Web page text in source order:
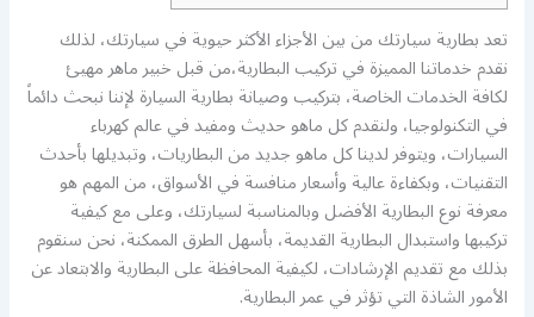
تعد بطارية سيارتك من بين الأجزاء الأكثر حيوية في سيارتك، لذلك
نقدم خدماتنا المميزة في تركيب البطارية،من قبل خبير ماهر مهيئ
لكافة الخدمات الخاصة، بتركيب وصيانة بطارية السيارة لإننا نبحث دائماً
في التكنولوجيا، ولنقدم كل ماهو حديث ومفيد في عالم كهرباء
السيارات، ويتوفر لدينا كل ماهو جديد من البطاريات، وتبديلها بأحدث
التقنيات، وبكفاءة عالية وأسعار منافسة في الأسواق، من المهم هو
معرفة نوع البطارية الأفضل وبالمناسبة لسيارتك، وعلى مع كيفية
تركيبها واستبدال البطارية القديمة، بأسهل الطرق الممكنة، نحن سنقوم
بذلك مع تقديم الإرشادات، لكيفية المحافظة على البطارية والابتعاد عن
الأمور الشاذة التي تؤثر في عمر البطارية.